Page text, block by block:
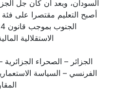
السودان، وبعد أن كان جل
أصبح التعليم مقتصرا على
الاستقلالية
الجزائر – الصحراء
الفرنسي – السياسة